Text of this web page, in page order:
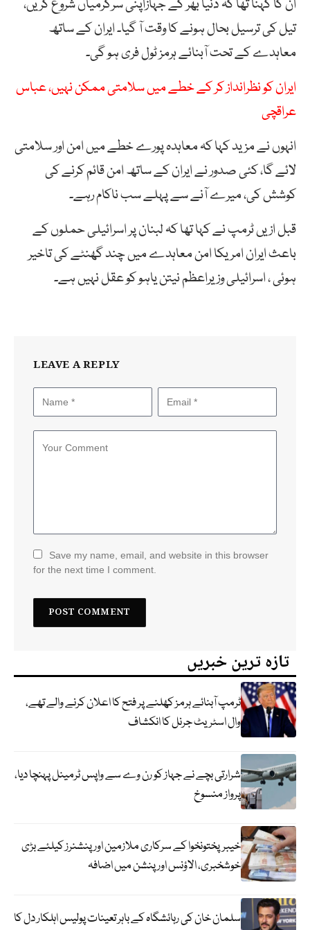
ان کا کہنا تھا کہ دنیا بھر کے جہازاپنی سرگرمیاں شروع کریں،
تیل کی ترسیل بحال ہونے کا وقت آ گیا۔ ایران کے ساتھ
معاہدے کے تحت آبنائے ہرمز ٹول فری ہو گی۔
ایران کو نظرانداز کر کے خطے میں سلامتی ممکن نہیں، عباس
عراقچی
انہوں نے مزید کہا کہ معاہدہ پورے خطے میں امن اور سلامتی
لائے گا، کئی صدور نے ایران کے ساتھ امن قائم کرنے کی
کوشش کی، میرے آنے سے پہلے سب ناکام رہے۔
قبل ازیں ٹرمپ نے کہا تھا کہ لبنان پر اسرائیلی حملوں کے
باعث ایران امریکا امن معاہدے میں چند گھنٹے کی تاخیر
ہوئی ، اسرائیلی وزیراعظم نیتن یاہو کو عقل نہیں ہے۔
LEAVE A REPLY
Save my name, email, and website in this browser
for the next time I comment.
تازہ ترین خبریں
ٹرمپ آبنائے ہرمز کھلنے پر فتح کا اعلان کرنے والے تھے،
وال اسٹریٹ جرنل کا انکشاف
شرارتی بچے نے جہاز کو رن وے سے واپس ٹرمینل پہنچا دیا،
پرواز منسوخ
خیبرپختونخوا کے سرکاری ملازمین اور پنشنرز کیلئے بڑی
خوشخبری، الاؤنس اور پنشن میں اضافہ
سلمان خان کی رہائشگاہ کے باہر تعینات پولیس اہلکار دل کا